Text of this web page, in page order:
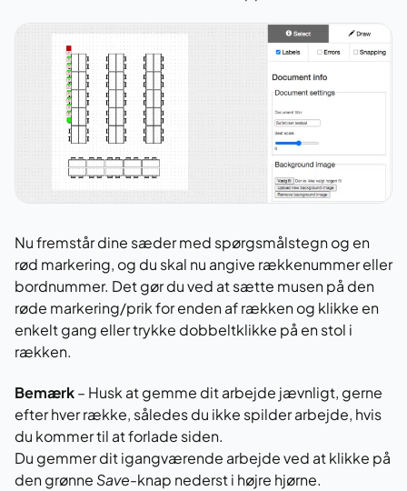
Nu fremstår dine sæder med spørgsmålstegn og en
rød markering, og du skal nu angive rækkenummer eller
bordnummer. Det gør du ved at sætte musen på den
røde markering/prik for enden af rækken og klikke en
enkelt gang eller trykke dobbeltklikke på en stol i
rækken.
Bemærk– Husk at gemme dit arbejde jævnligt, gerne
efter hver række, således du ikke spilder arbejde, hvis
du kommer til at forlade siden.
Du gemmer dit igangværende arbejde ved at klikke på
den grønneSave-knap nederst i højre hjørne.